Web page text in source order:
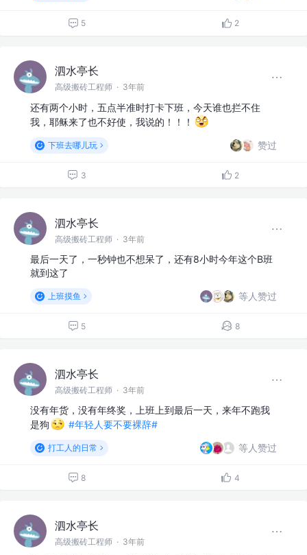
5 2
泗水亭长
高级搬砖工程师 · 3年前
还有两个小时，五点半准时打卡下班，今天谁也拦不住
我，耶稣来了也不好使，我说的！！！
下班去哪儿玩 赞过
3 2
泗水亭长
高级搬砖工程师 · 3年前
最后一天了，一秒钟也不想呆了，还有8小时今年这个B班
就到这了
上班摸鱼 等人赞过
5 8
泗水亭长
高级搬砖工程师 · 3年前
没有年货，没有年终奖，上班上到最后一天，来年不跑我
是狗
#年轻人要不要裸辞#
打工人的日常 等人赞过
8 4
泗水亭长
高级搬砖工程师 · 3年前